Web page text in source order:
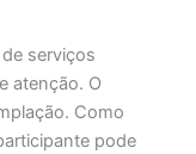
serviços
atenção. O
Como
pode